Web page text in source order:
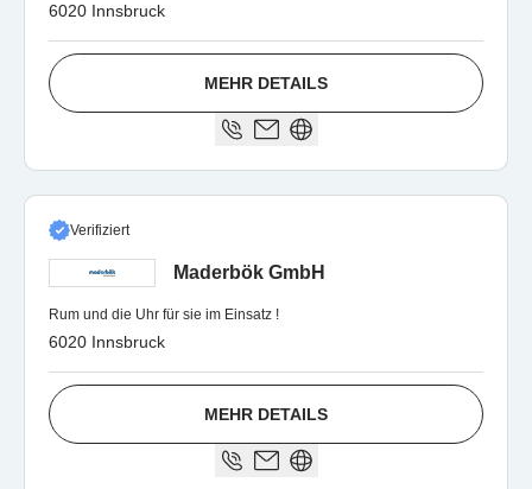
6020 Innsbruck
MEHR DETAILS
Verifiziert
Maderbök GmbH
Rum und die Uhr für sie im Einsatz !
6020 Innsbruck
MEHR DETAILS